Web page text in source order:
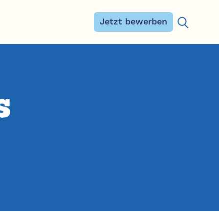
Jetzt bewerben
Suchen